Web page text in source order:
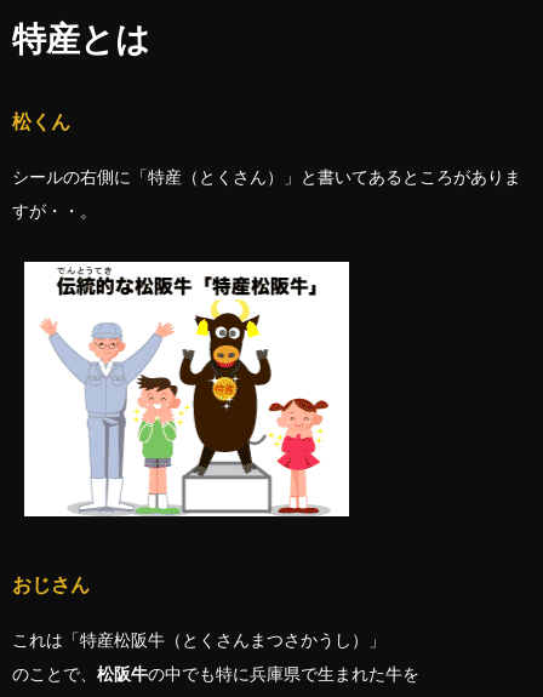
特産とは
松くん
シールの右側に「特産（とくさん）」と書いてあるところがありま
すが・・。
おじさん
これは「特産松阪牛（とくさんまつさかうし）」
のことで、 松阪牛の中でも特に兵庫県で生まれた牛を